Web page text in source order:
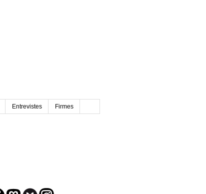
Entrevistes Firmes